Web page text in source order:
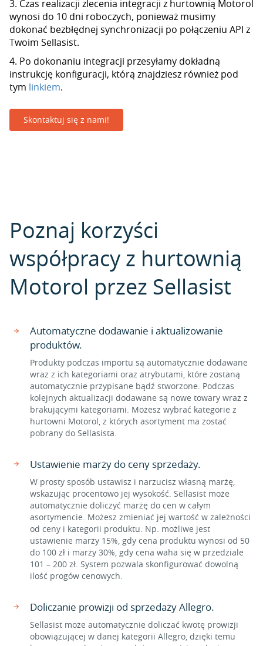
3. Czas realizacji zlecenia integracji z hurtownią Motorol
wynosi do 10 dni roboczych, ponieważ musimy
dokonać bezbłędnej synchronizacji po połączeniu API z
Twoim Sellasist.
4. Po dokonaniu integracji przesyłamy dokładną
instrukcję konfiguracji, którą znajdziesz również pod
tym linkiem.
Skontaktuj się z nami!
Poznaj korzyści
współpracy z hurtownią
Motorol przez Sellasist
Automatyczne dodawanie i aktualizowanie
produktów.
Produkty podczas importu są automatycznie dodawane
wraz z ich kategoriami oraz atrybutami, które zostaną
automatycznie przypisane bądź stworzone. Podczas
kolejnych aktualizacji dodawane są nowe towary wraz z
brakującymi kategoriami. Możesz wybrać kategorie z
hurtowni Motorol, z których asortyment ma zostać
pobrany do Sellasista.
Ustawienie marży do ceny sprzedaży.
W prosty sposób ustawisz i narzucisz własną marżę,
wskazując procentowo jej wysokość. Sellasist może
automatycznie doliczyć marżę do cen w całym
asortymencie. Możesz zmieniać jej wartość w zależności
od ceny i kategorii produktu. Np. możliwe jest
ustawienie marży 15%, gdy cena produktu wynosi od 50
do 100 zł i marży 30%, gdy cena waha się w przedziale
101 – 200 zł. System pozwala skonfigurować dowolną
ilość progów cenowych.
Doliczanie prowizji od sprzedaży Allegro.
Sellasist może automatycznie doliczać kwotę prowizji
obowiązującej w danej kategorii Allegro, dzięki temu